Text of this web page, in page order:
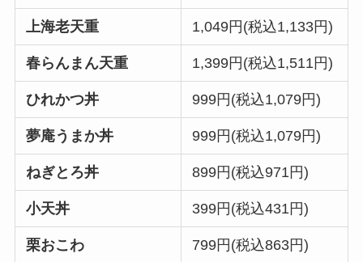
上海老天重 1,049円(税込1,133円)
春らんまん天重 1,399円(税込1,511円)
ひれかつ丼 999円(税込1,079円)
夢庵うまか丼 999円(税込1,079円)
ねぎとろ丼 899円(税込971円)
小天丼 399円(税込431円)
栗おこわ 799円(税込863円)